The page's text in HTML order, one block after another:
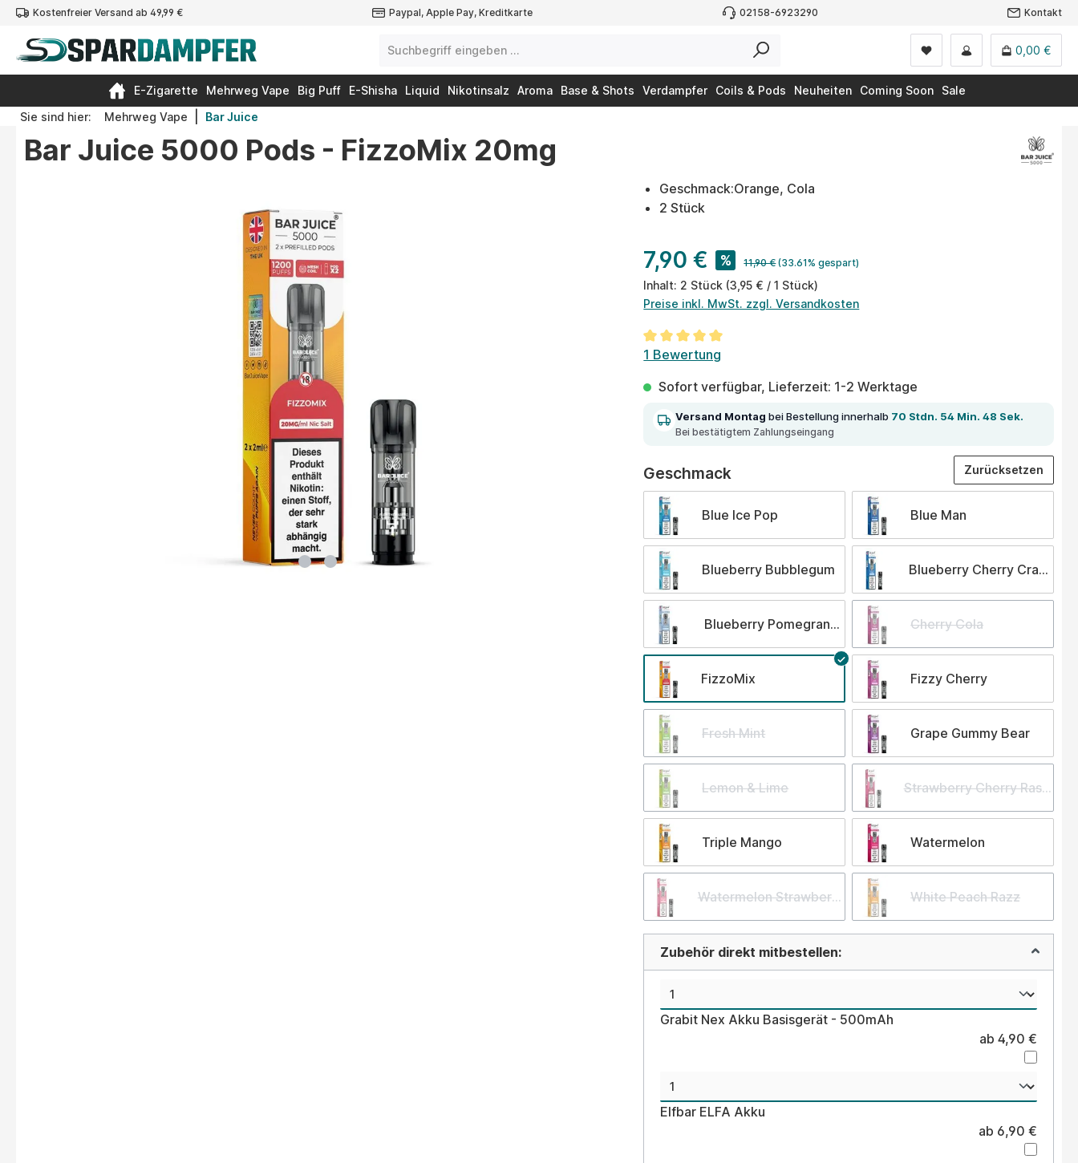
Zur Hauptnavigation springen
Kostenfreier Versand ab 49,99 € Paypal, Apple Pay, Kreditkarte 02158-6923290 Kontakt
0,00 €
E-Zigarette Mehrweg Vape Big Puff E-Shisha Liquid Nikotinsalz Aroma Base & Shots Verdampfer Coils & Pods Neuheiten Coming Soon
Sale
Sie sind hier:
Mehrweg Vape Bar Juice
Bar Juice 5000 Pods - FizzoMix 20mg
Geschmack:Orange, Cola
2 Stück
7,90 € % 11,90 € (33.61% gespart)
Inhalt: 2 Stück (3,95 € / 1 Stück)
Preise inkl. MwSt. zzgl. Versandkosten
Durchschnittliche Bewertung von 5 von 5 Sternen
1 Bewertung
Sofort verfügbar, Lieferzeit: 1-2 Werktage
Versand Montag bei Bestellung innerhalb 70 Stdn. 54 Min. 48 Sek.
Bei bestätigtem Zahlungseingang
Geschmack
Blue Ice Pop Blue Man
Blueberry Bubblegum Blueberry Cherry Cranberry
Blueberry Pomegranate Cherry Cola
FizzoMix Fizzy Cherry
Fresh Mint Grape Gummy Bear
Lemon & Lime Strawberry Cherry
Triple Mango Watermelon
Watermelon Strawberry Kiwi White Peach Razz
Zurücksetzen
Zubehör direkt mitbestellen:
Grabit Nex Akku Basisgerät - 500mAh
ab 4,90 €
Elfbar ELFA Akku
ab 6,90 €